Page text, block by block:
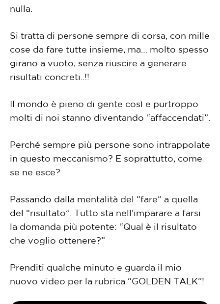
nulla.
Si tratta di persone sempre di corsa, con mille
cose da fare tutte insieme, ma… molto spesso
girano a vuoto, senza riuscire a generare
risultati concreti..!!
Il mondo è pieno di gente così e purtroppo
molti di noi stanno diventando “affaccendati”.
Perché sempre più persone sono intrappolate
in questo meccanismo? E soprattutto, come
se ne esce?
Passando dalla mentalità del “fare” a quella
del “risultato”. Tutto sta nell’imparare a farsi
la domanda più potente: “Qual è il risultato
che voglio ottenere?”
Prenditi qualche minuto e guarda il mio
nuovo video per la rubrica “GOLDEN TALK”!